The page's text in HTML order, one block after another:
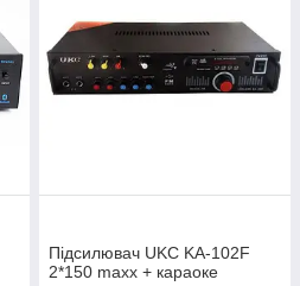
Підсилювач UKC KA-102F
2*150 maxx + караоке